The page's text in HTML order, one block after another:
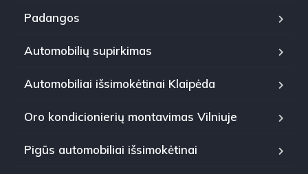
Padangos
Automobilių supirkimas
Automobiliai išsimokėtinai Klaipėda
Oro kondicionierių montavimas Vilniuje
Pigūs automobiliai išsimokėtinai